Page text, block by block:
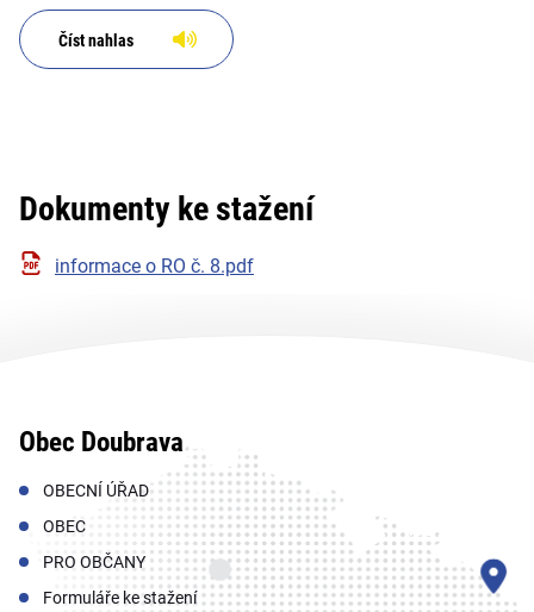
Číst nahlas
Dokumenty ke stažení
informace o RO č. 8.pdf
Obec Doubrava
OBECNÍ ÚŘAD
OBEC
PRO OBČANY
Formuláře ke stažení